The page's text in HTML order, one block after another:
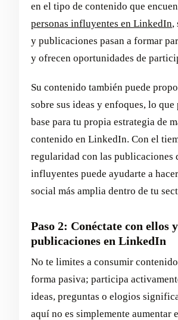
en el tipo de contenido que
personas influyentes en LinkedIn,
y publicaciones pasan a formar
y ofrecen oportunidades de
Su contenido también puede
sobre sus ideas y enfoques, lo
base para tu propia estrategia de
contenido en LinkedIn. Con el
regularidad con las publicaciones
influyentes puede ayudarte a
social más amplia dentro de tu
Paso 2: Conéctate con ellos
publicaciones en LinkedIn
No te limites a consumir
forma pasiva; participa
ideas, preguntas o elogios
aquí no es simplemente aumentar